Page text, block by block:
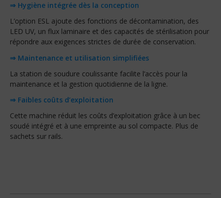
⇒ Hygiène intégrée dès la conception
L’option ESL ajoute des fonctions de décontamination, des
LED UV, un flux laminaire et des capacités de stérilisation pour
répondre aux exigences strictes de durée de conservation.
⇒ Maintenance et utilisation simplifiées
La station de soudure coulissante facilite l’accès pour la
maintenance et la gestion quotidienne de la ligne.
⇒ Faibles coûts d’exploitation
Cette machine réduit les coûts d’exploitation grâce à un bec
soudé intégré et à une empreinte au sol compacte. Plus de
sachets sur rails.